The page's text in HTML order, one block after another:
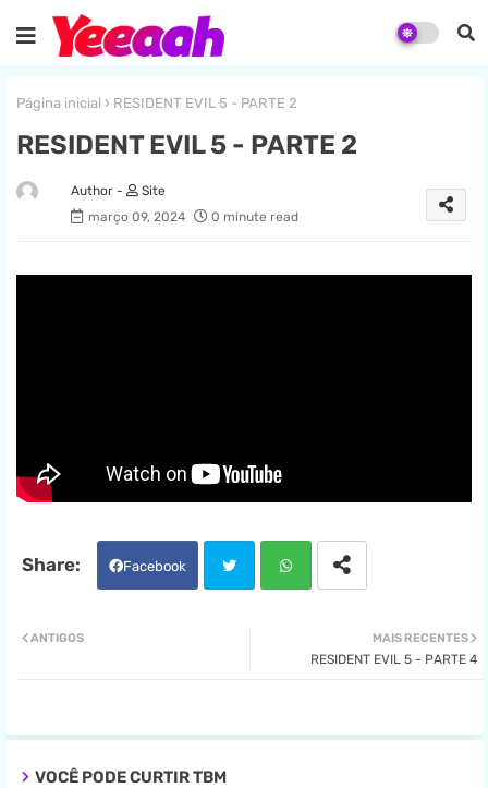
Página inicial RESIDENT EVIL 5 - PARTE 2
RESIDENT EVIL 5 - PARTE 2
Site
março 09, 2024
0 minute read
Facebook
MAIS RECENTES
RESIDENT EVIL 5 - PARTE 4
ANTIGOS
VOCÊ PODE CURTIR TBM